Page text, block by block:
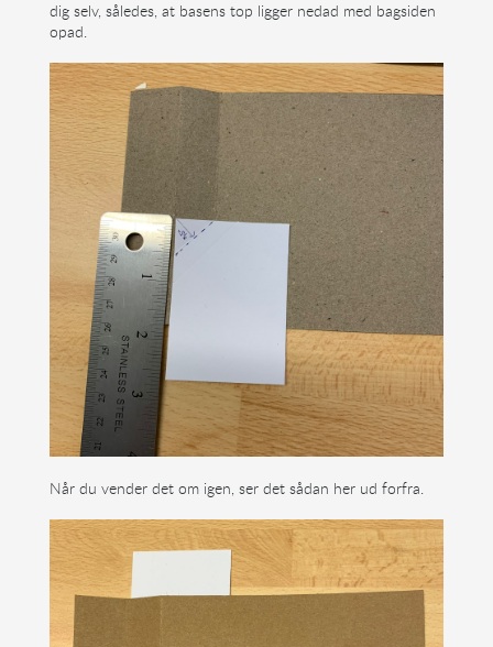
dig selv, således, at basens top ligger nedad med bagsiden
opad.
Når du vender det om igen, ser det sådan her ud forfra.